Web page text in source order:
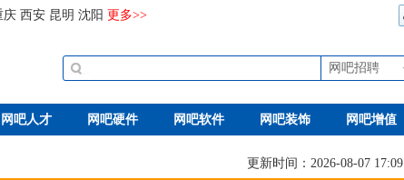
庆 西安 昆明 沈阳 更多>>
网吧招聘
网吧人才 网吧硬件 网吧软件 网吧装饰 网吧增值
更新时间：2026-08-07 17:09